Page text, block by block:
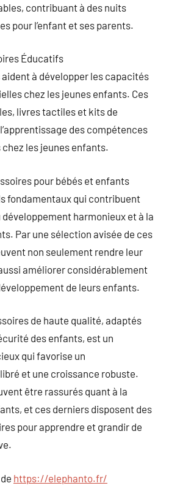
contribuant à des nuits
pour l’enfant et ses parents.
Éducatifs
à développer les capacités
chez les jeunes enfants. Ces
livres tactiles et kits de
des compétences
les jeunes enfants.
pour bébés et enfants
fondamentaux qui contribuent
harmonieux et à la
Par une sélection avisée de ces
non seulement rendre leur
améliorer considérablement
de leurs enfants.
de haute qualité, adaptés
des enfants, est un
qui favorise un
et une croissance robuste.
être rassurés quant à la
et ces derniers disposent des
pour apprendre et grandir de
https://elephanto.fr/